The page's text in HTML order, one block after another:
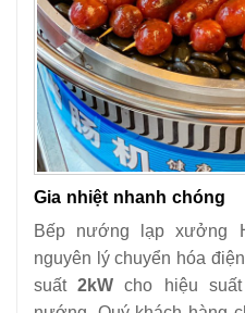
Gia nhiệt nhanh chóng
Bếp nướng lạp xưởng
nguyên lý chuyển hóa
suất2kW cho hiệu